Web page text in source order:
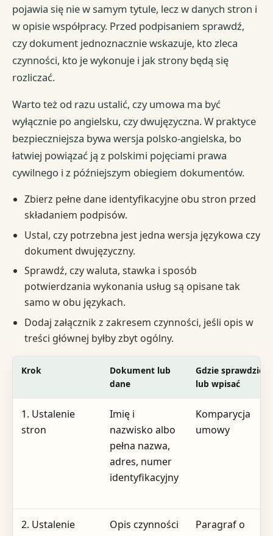
pojawia się nie w samym tytule, lecz w danych stron i
w opisie współpracy. Przed podpisaniem sprawdź,
czy dokument jednoznacznie wskazuje, kto zleca
czynności, kto je wykonuje i jak strony będą się
rozliczać.
Warto też od razu ustalić, czy umowa ma być
wyłącznie po angielsku, czy dwujęzyczna. W praktyce
bezpieczniejsza bywa wersja polsko-angielska, bo
łatwiej powiązać ją z polskimi pojęciami prawa
cywilnego i z późniejszym obiegiem dokumentów.
Zbierz pełne dane identyfikacyjne obu stron przed
składaniem podpisów.
Ustal, czy potrzebna jest jedna wersja językowa czy
dokument dwujęzyczny.
Sprawdź, czy waluta, stawka i sposób
potwierdzania wykonania usług są opisane tak
samo w obu językach.
Dodaj załącznik z zakresem czynności, jeśli opis w
treści głównej byłby zbyt ogólny.
Krok
Dokument lub
dane
Gdzie sprawdzić
lub wpisać
1. Ustalenie
stron
Imię i
nazwisko albo
pełna nazwa,
adres, numer
identyfikacyjny
Komparycja
umowy
2. Ustalenie
Opis czynności
Paragraf o